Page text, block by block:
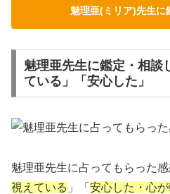
魅理亜(ミリア)先生に
魅理亜先生に鑑定・相談
ている」「安心した」
魅理亜先生に占ってもらった感
視えている 」「 安心した・心